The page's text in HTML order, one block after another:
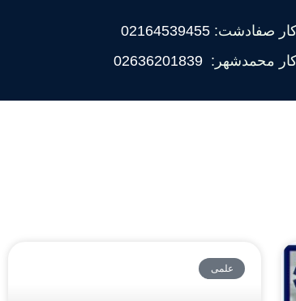
صفادشت: 02164539455
محمدشهر: 02636201839
علمی